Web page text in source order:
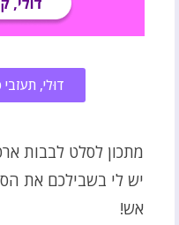
דוּלי, תעזבי
מתכון לסלט לבבות
יש לי בשבילכם את
אש!